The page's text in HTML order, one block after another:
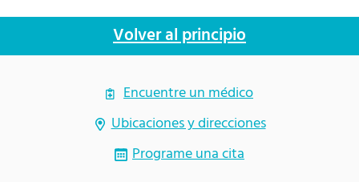
Volver al principio
Encuentre un médico
Ubicaciones y direcciones
Programe una cita